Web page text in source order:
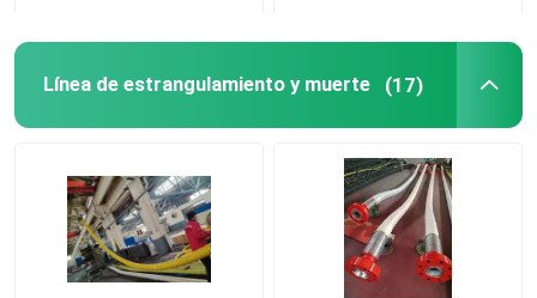
Línea de estrangulamiento y muerte (17)